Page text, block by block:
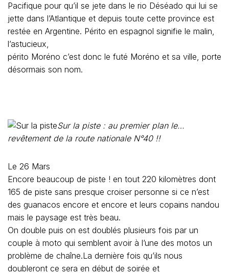
Pacifique pour qu’il se jete dans le rio Déséado qui lui se
jette dans l’Atlantique et depuis toute cette province est
restée en Argentine. Périto en espagnol signifie le malin,
l’astucieux,
périto Moréno c’est donc le futé Moréno et sa ville, porte
désormais son nom.
Sur la piste : au premier plan le…
revêtement de la route nationale N°40 !!
Le 26 Mars
Encore beaucoup de piste ! en tout 220 kilomètres dont
165 de piste sans presque croiser personne si ce n’est
des guanacos encore et encore et leurs copains nandou
mais le paysage est très beau.
On double puis on est doublés plusieurs fois par un
couple à moto qui semblent avoir à l’une des motos un
problème de chaîne.La dernière fois qu’ils nous
doubleront ce sera en début de soirée et